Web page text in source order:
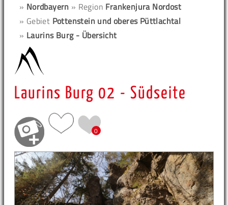
» Nordbayern » Region Frankenjura Nordost
» Gebiet Pottenstein und oberes Püttlachtal
» Laurins Burg - Übersicht
Laurins Burg 02 - Südseite
0